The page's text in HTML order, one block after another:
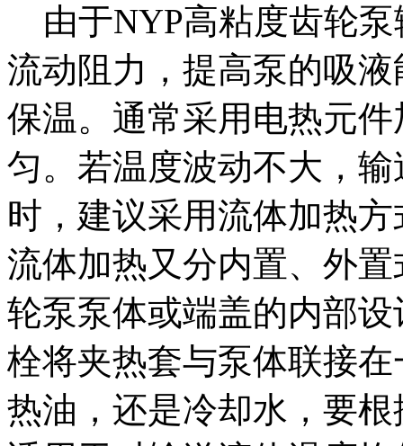
由于NYP高粘度齿轮泵
流动阻力，提高泵的吸
保温。通常采用电热元
匀。若温度波动不大，
时，建议采用流体加热
流体加热又分内置、外
轮泵泵体或端盖的内部
栓将夹热套与泵体联接
热油，还是冷却水，要